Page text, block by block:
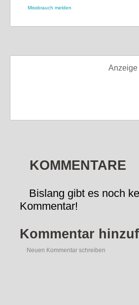
Missbrauch melden
Anzeige
KOMMENTARE
Bislang gibt es noch
Kommentar!
Kommentar
Neuen Kommentar schreiben